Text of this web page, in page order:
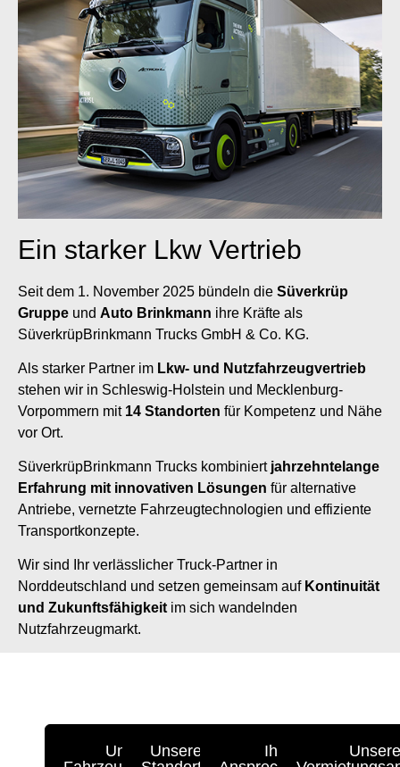
Ein starker Lkw Vertrieb
Seit dem 1. November 2025 bündeln die Süverkrüp
Gruppe und Auto Brinkmann ihre Kräfte als
SüverkrüpBrinkmann Trucks GmbH & Co. KG.
Als starker Partner im Lkw- und Nutzfahrzeugvertrieb
stehen wir in Schleswig-Holstein und Mecklenburg-
Vorpommern mit 14 Standorten für Kompetenz und Nähe
vor Ort.
SüverkrüpBrinkmann Trucks kombiniert jahrzehntelange
Erfahrung mit innovativen Lösungen für alternative
Antriebe, vernetzte Fahrzeugtechnologien und effiziente
Transportkonzepte.
Wir sind Ihr verlässlicher Truck-Partner in
Norddeutschland und setzen gemeinsam auf Kontinuität
und Zukunftsfähigkeit im sich wandelnden
Nutzfahrzeugmarkt.
Unser
Unsere
Ihre
Unsere